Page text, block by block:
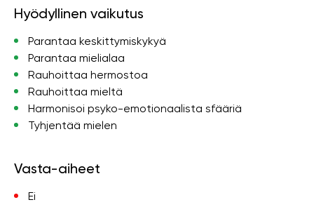
Hyödyllinen vaikutus
Parantaa keskittymiskykyä
Parantaa mielialaa
Rauhoittaa hermostoa
Rauhoittaa mieltä
Harmonisoi psyko-emotionaalista sfääriä
Tyhjentää mielen
Vasta-aiheet
Ei